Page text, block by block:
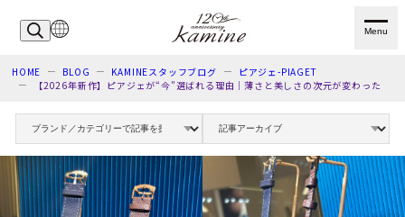
Menu
HOME BLOG KAMINEスタッフブログ
ピアジェ-PIAGET
【2026年新作】ピアジェが“今”選ばれる理由｜薄さと美しさの次元が変わった